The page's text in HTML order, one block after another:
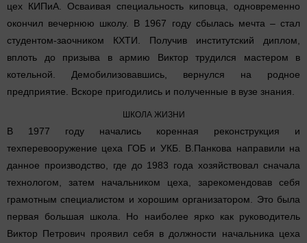
цех КИПиА. Осваивая специальность киповца, одновременно
окончил вечернюю школу. В 1967 году сбылась мечта – стал
студентом-заочником КХТИ. Получив институтский диплом,
вплоть до призыва в армию Виктор трудился мастером в
котельной. Демобилизовавшись, вернулся на родное
предприятие. Вскоре пригодились и полученные в вузе знания.
ШКОЛА ЖИЗНИ
В 1977 году начались коренная реконструкция и
техперевооружение цеха ГОБ и УКБ. В.Панкова направили на
данное производство, где до 1983 года хозяйствовал сначала
технологом, затем начальником цеха, зарекомендовав себя
грамотным специалистом и хорошим организатором. Это была
первая большая школа. Но наиболее ярко как руководитель
Виктор Петрович проявил себя в должности начальника цеха